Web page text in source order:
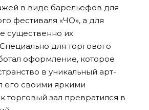
в виде барельефов для
фестиваля «ЧО», а для
существенно их
для торгового
оформление, которое
в уникальный арт-
его своими яркими
торговый зал превратился в